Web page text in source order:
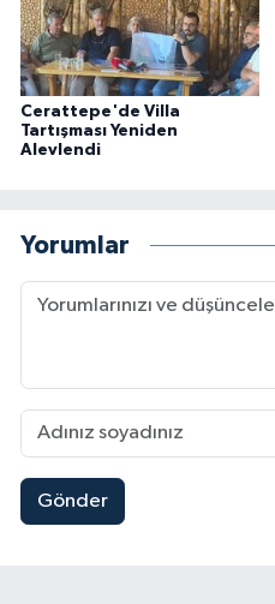
Cerattepe'de Villa
Tartışması Yeniden
Alevlendi
Yorumlar
Gönder